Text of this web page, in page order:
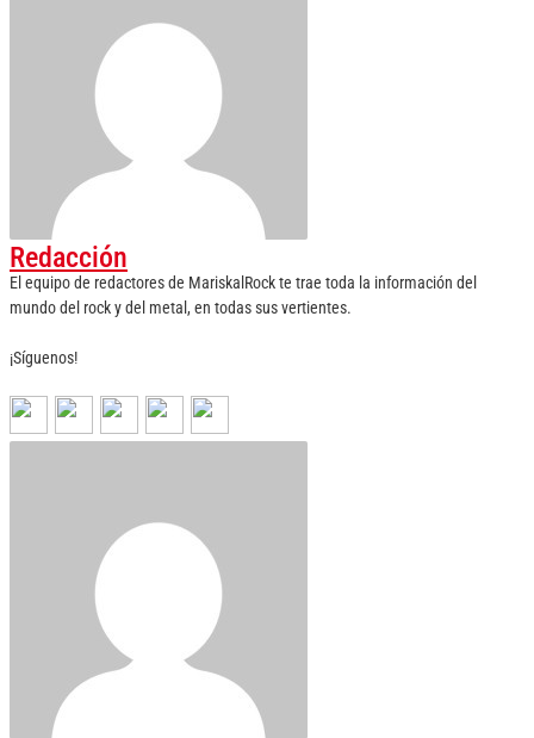
Redacción
El equipo de redactores de MariskalRock te trae toda la información del
mundo del rock y del metal, en todas sus vertientes.
¡Síguenos!